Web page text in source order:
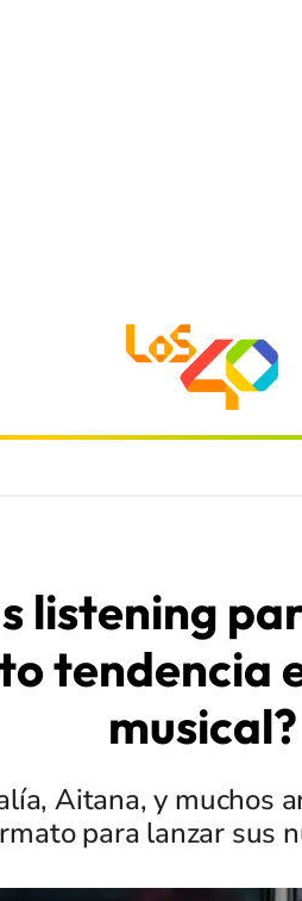
listening
tendencia
musical?
Aitana, y muchos
para lanzar sus